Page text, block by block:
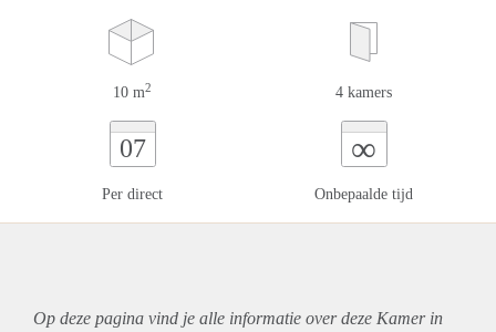
10 m2 4 kamers
07
Per direct
∞
Onbepaalde tijd
Op deze pagina vind je alle informatie over deze Kamer in